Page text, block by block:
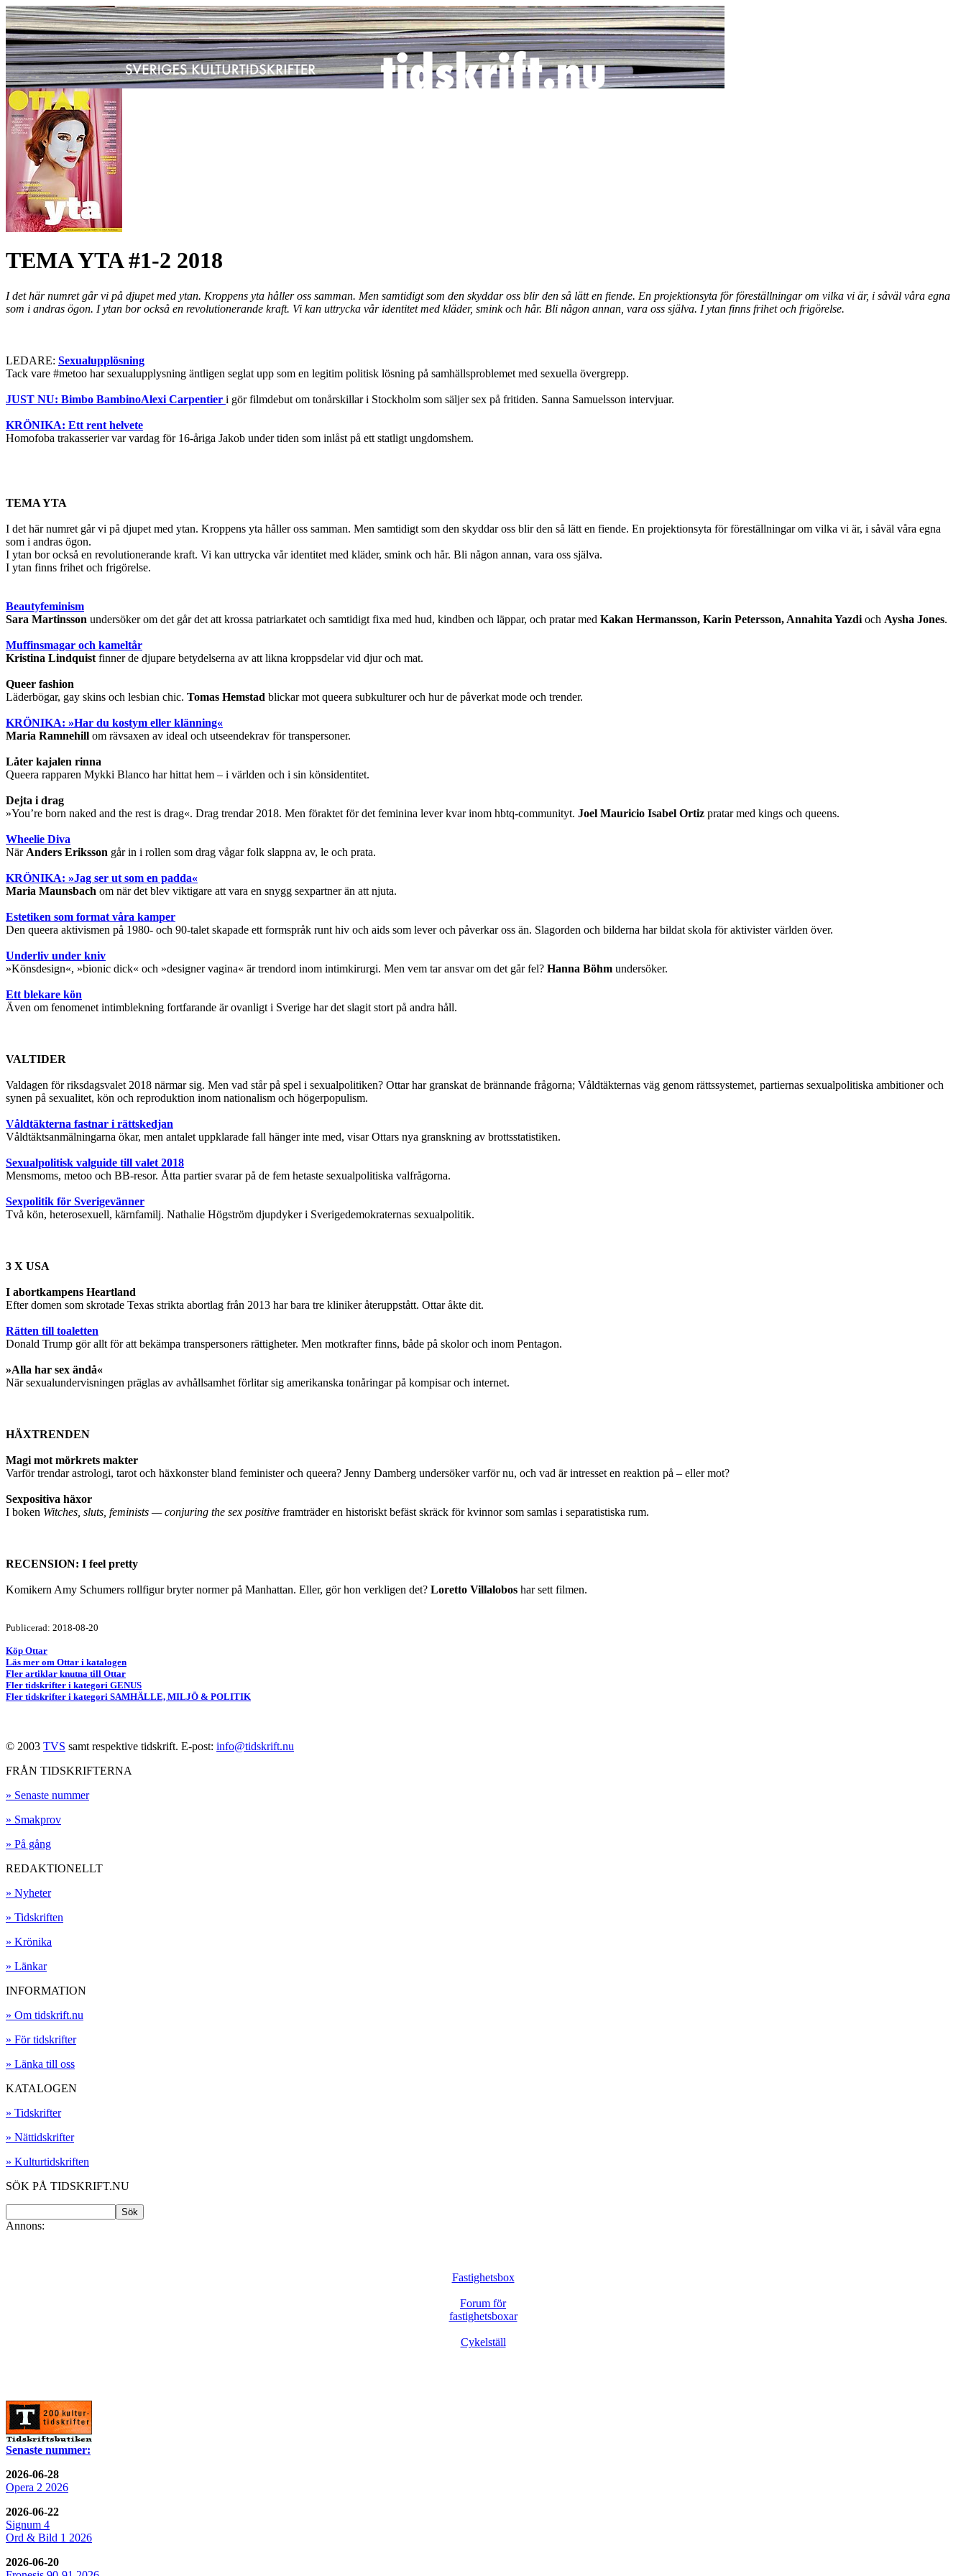
TEMA YTA #1-2 2018
I det här numret går vi på djupet med ytan. Kroppens yta håller oss samman. Men samtidigt som den skyddar oss blir den så lätt en fiende. En projektionsyta för föreställningar om vilka vi är, i såväl våra egna
som i andras ögon. I ytan bor också en revolutionerande kraft. Vi kan uttrycka vår identitet med kläder, smink och hår. Bli någon annan, vara oss själva. I ytan finns frihet och frigörelse.
LEDARE: Sexualupplösning
Tack vare #metoo har sexualupplysning äntligen seglat upp som en legitim politisk lösning på samhällsproblemet med sexuella övergrepp.
JUST NU: Bimbo BambinoAlexi Carpentier i gör filmdebut om tonårskillar i Stockholm som säljer sex på fritiden. Sanna Samuelsson intervjuar.
KRÖNIKA: Ett rent helvete
Homofoba trakasserier var vardag för 16-åriga Jakob under tiden som inlåst på ett statligt ungdomshem.
TEMA YTA
I det här numret går vi på djupet med ytan. Kroppens yta håller oss samman. Men samtidigt som den skyddar oss blir den så lätt en fiende. En projektionsyta för föreställningar om vilka vi är, i såväl våra egna
som i andras ögon.
I ytan bor också en revolutionerande kraft. Vi kan uttrycka vår identitet med kläder, smink och hår. Bli någon annan, vara oss själva.
I ytan finns frihet och frigörelse.
Beautyfeminism
Sara Martinsson undersöker om det går det att krossa patriarkatet och samtidigt fixa med hud, kindben och läppar, och pratar med Kakan Hermansson, Karin Petersson, Annahita Yazdi och Aysha Jones.
Muffinsmagar och kameltår
Kristina Lindquist finner de djupare betydelserna av att likna kroppsdelar vid djur och mat.
Queer fashion
Läderbögar, gay skins och lesbian chic. Tomas Hemstad blickar mot queera subkulturer och hur de påverkat mode och trender.
KRÖNIKA: »Har du kostym eller klänning«
Maria Ramnehill om rävsaxen av ideal och utseendekrav för transpersoner.
Låter kajalen rinna
Queera rapparen Mykki Blanco har hittat hem – i världen och i sin könsidentitet.
Dejta i drag
»You’re born naked and the rest is drag«. Drag trendar 2018. Men föraktet för det feminina lever kvar inom hbtq-communityt. Joel Mauricio Isabel Ortiz pratar med kings och queens.
Wheelie Diva
När Anders Eriksson går in i rollen som drag vågar folk slappna av, le och prata.
KRÖNIKA: »Jag ser ut som en padda«
Maria Maunsbach om när det blev viktigare att vara en snygg sexpartner än att njuta.
Estetiken som format våra kamper
Den queera aktivismen på 1980- och 90-talet skapade ett formspråk runt hiv och aids som lever och påverkar oss än. Slagorden och bilderna har bildat skola för aktivister världen över.
Underliv under kniv
»Könsdesign«, »bionic dick« och »designer vagina« är trendord inom intimkirurgi. Men vem tar ansvar om det går fel? Hanna Böhm undersöker.
Ett blekare kön
Även om fenomenet intimblekning fortfarande är ovanligt i Sverige har det slagit stort på andra håll.
VALTIDER
Valdagen för riksdagsvalet 2018 närmar sig. Men vad står på spel i sexualpolitiken? Ottar har granskat de brännande frågorna; Våldtäkternas väg genom rättssystemet, partiernas sexualpolitiska ambitioner och
synen på sexualitet, kön och reproduktion inom nationalism och högerpopulism.
Våldtäkterna fastnar i rättskedjan
Våldtäktsanmälningarna ökar, men antalet uppklarade fall hänger inte med, visar Ottars nya granskning av brottsstatistiken.
Sexualpolitisk valguide till valet 2018
Mensmoms, metoo och BB-resor. Åtta partier svarar på de fem hetaste sexualpolitiska valfrågorna.
Sexpolitik för Sverigevänner
Två kön, heterosexuell, kärnfamilj. Nathalie Högström djupdyker i Sverigedemokraternas sexualpolitik.
3 X USA
I abortkampens Heartland
Efter domen som skrotade Texas strikta abortlag från 2013 har bara tre kliniker återuppstått. Ottar åkte dit.
Rätten till toaletten
Donald Trump gör allt för att bekämpa transpersoners rättigheter. Men motkrafter finns, både på skolor och inom Pentagon.
»Alla har sex ändå«
När sexualundervisningen präglas av avhållsamhet förlitar sig amerikanska tonåringar på kompisar och internet.
HÄXTRENDEN
Magi mot mörkrets makter
Varför trendar astrologi, tarot och häxkonster bland feminister och queera? Jenny Damberg undersöker varför nu, och vad är intresset en reaktion på – eller mot?
Sexpositiva häxor
I boken Witches, sluts, feminists — conjuring the sex positive framträder en historiskt befäst skräck för kvinnor som samlas i separatistiska rum.
RECENSION: I feel pretty
Komikern Amy Schumers rollfigur bryter normer på Manhattan. Eller, gör hon verkligen det? Loretto Villalobos har sett filmen.
Publicerad: 2018-08-20
Köp Ottar
Läs mer om Ottar i katalogen
Fler artiklar knutna till Ottar
Fler tidskrifter i kategori GENUS
Fler tidskrifter i kategori SAMHÄLLE, MILJÖ & POLITIK
© 2003 TVS samt respektive tidskrift. E-post: info@tidskrift.nu
FRÅN TIDSKRIFTERNA
» Senaste nummer
» Smakprov
» På gång
REDAKTIONELLT
» Nyheter
» Tidskriften
» Krönika
» Länkar
INFORMATION
» Om tidskrift.nu
» För tidskrifter
» Länka till oss
KATALOGEN
» Tidskrifter
» Nättidskrifter
» Kulturtidskriften
SÖK PÅ TIDSKRIFT.NU
Annons:
Fastighetsbox
Forum för
fastighetsboxar
Cykelställ
Senaste nummer:
2026-06-28
Opera 2 2026
2026-06-22
Signum 4
Ord & Bild 1 2026
2026-06-20